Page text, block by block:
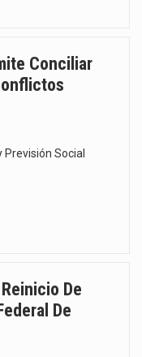
Conciliar
Previsión Social
De
De